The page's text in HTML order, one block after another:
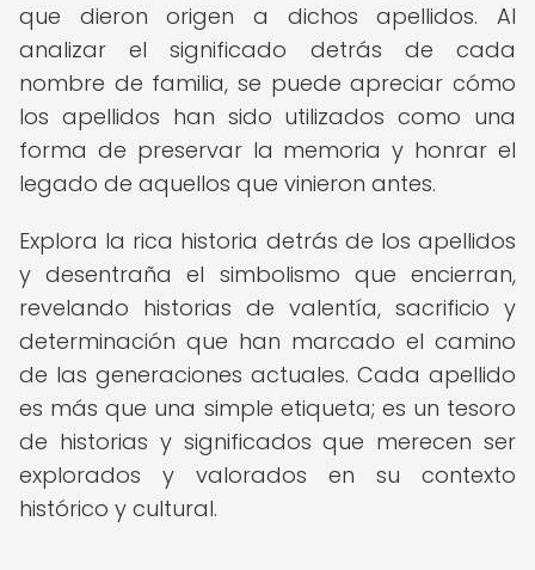
que dieron origen a dichos apellidos. Al
analizar el significado detrás de cada
nombre de familia, se puede apreciar cómo
los apellidos han sido utilizados como una
forma de preservar la memoria y honrar el
legado de aquellos que vinieron antes.
Explora la rica historia detrás de los apellidos
y desentraña el simbolismo que encierran,
revelando historias de valentía, sacrificio y
determinación que han marcado el camino
de las generaciones actuales. Cada apellido
es más que una simple etiqueta; es un tesoro
de historias y significados que merecen ser
explorados y valorados en su contexto
histórico y cultural.